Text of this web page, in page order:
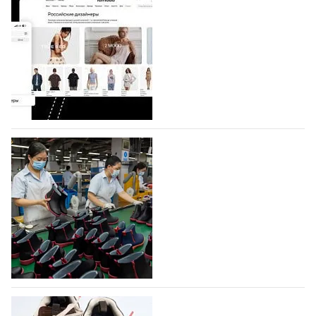
Shoes
Компания BALLINA Guangzhou Lihuang Footwear
Co., Ltd., основанная в 2011 году и расположенная в
Гуанчжоу, столице моды Китая, является
профессиональной обувной компанией,
объединяющей разработку, производство и…
07.08.2026 499
На платформе Lamoda - новый раздел и
условия продвижения локальных
дизайнерских марок
Российский маркетплейс Lamoda решил обновить
раздел для продажи продукции локальных
дизайнерских марок одежды, обуви и аксессуаров.
Бренды также получат маркетинговую…
06.08.2026 670
Объем мирового производства обуви в